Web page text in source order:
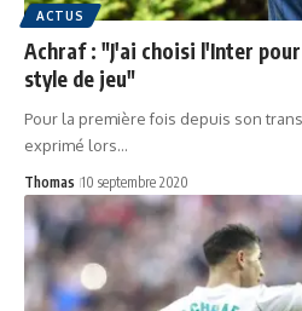
ACTUS
Achraf : "J'ai choisi l'Inter
style de jeu"
Pour la première fois depuis son
exprimé lors…
Thomas 10 septembre 2020